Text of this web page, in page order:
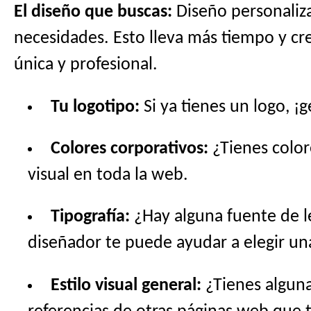
El diseño que buscas: Diseño
necesidades. Esto lleva más tiempo y
única y profesional.
Tu logotipo: Si ya tienes un logo,
Colores corporativos: ¿Tienes
visual en toda la web.
Tipografía: ¿Hay alguna fuente de
diseñador te puede ayudar a elegir
Estilo visual general: ¿Tienes